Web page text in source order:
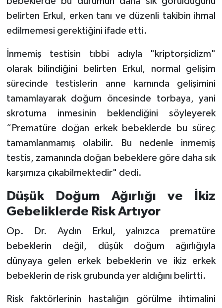
belirten Erkul, erken tanı ve düzenli takibin ihmal
edilmemesi gerektiğini ifade etti.
İnmemiş testisin tıbbi adıyla "kriptorşidizm"
olarak bilindiğini belirten Erkul, normal gelişim
sürecinde testislerin anne karnında gelişimini
tamamlayarak doğum öncesinde torbaya, yani
skrotuma inmesinin beklendiğini söyleyerek
“Prematüre doğan erkek bebeklerde bu süreç
tamamlanmamış olabilir. Bu nedenle inmemiş
testis, zamanında doğan bebeklere göre daha sık
karşımıza çıkabilmektedir" dedi.
Düşük Doğum Ağırlığı ve İkiz
Gebeliklerde Risk Artıyor
Op. Dr. Aydın Erkul, yalnızca prematüre
bebeklerin değil, düşük doğum ağırlığıyla
dünyaya gelen erkek bebeklerin ve ikiz erkek
bebeklerin de risk grubunda yer aldığını belirtti.
Risk faktörlerinin hastalığın görülme ihtimalini